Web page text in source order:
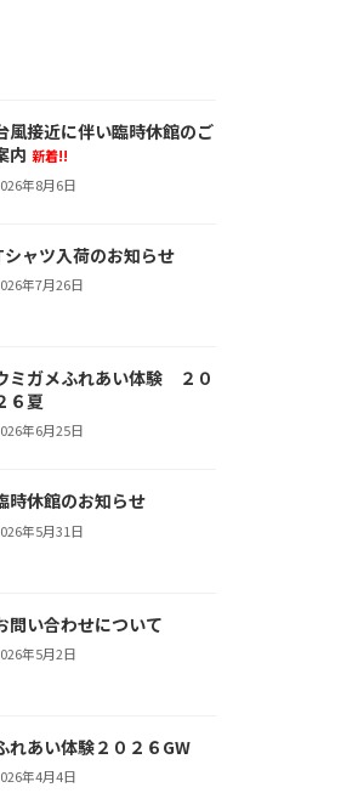
風接近に伴い臨時休館のご
内 新着!!
年8月6日
シャツ入荷のお知らせ
年7月26日
ミガメふれあい体験 ２０
６夏
年6月25日
時休館のお知らせ
年5月31日
問い合わせについて
年5月2日
れあい体験２０２６GW
年4月4日